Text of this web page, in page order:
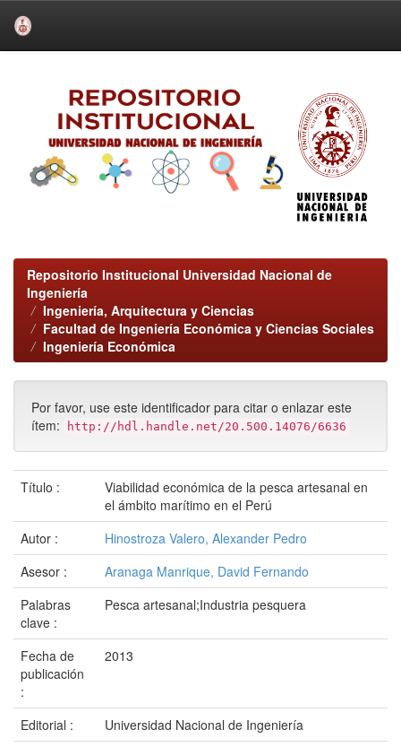
Repositorio Institucional Universidad Nacional de
Ingeniería
Ingeniería, Arquitectura y Ciencias
Facultad de Ingeniería Económica y Ciencias Sociales
Ingeniería Económica
Por favor, use este identificador para citar o enlazar este
ítem:
http://hdl.handle.net/20.500.14076/6636
Título :
Viabilidad económica de la pesca artesanal en
el ámbito marítimo en el Perú
Autor :
Hinostroza Valero, Alexander Pedro
Asesor :
Aranaga Manrique, David Fernando
Palabras
clave :
Pesca artesanal;Industria pesquera
Fecha de
publicación
:
2013
Editorial :
Universidad Nacional de Ingeniería